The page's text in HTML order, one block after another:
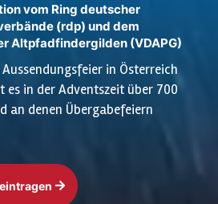
vom Ring deutscher
(rdp) und dem
Altpfadfindergilden (VDAPG)
in Österreich
es in der Adventszeit über 700
an denen Übergabefeiern